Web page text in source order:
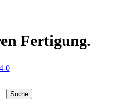
Fertigung.
0